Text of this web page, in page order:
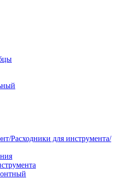
Расходники для инструмента/